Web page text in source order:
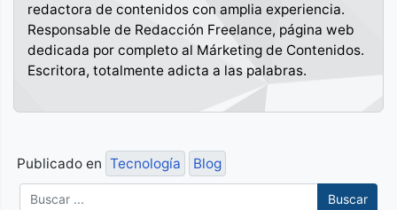
redactora de contenidos con amplia experiencia.
Responsable de Redacción Freelance, página web
dedicada por completo al Márketing de Contenidos.
Escritora, totalmente adicta a las palabras.
Publicado en Tecnología Blog
Buscar